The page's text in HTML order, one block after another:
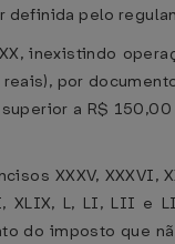
definida pelo
inexistindo
por
a R$
XXXV, XXXVI,
XLIX, L, LI, LII e
do imposto que